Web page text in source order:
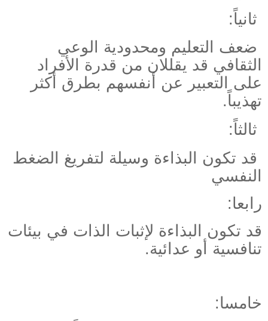
ثانياً:
ضعف التعليم ومحدودية الوعي
الثقافي قد يقللان من قدرة الأفراد
على التعبير عن أنفسهم بطرق أكثر
تهذيباً.
ثالثاً:
قد تكون البذاءة وسيلة لتفريغ الضغط
النفسي
رابعا:
قد تكون البذاءة لإثبات الذات في بيئات
تنافسية أو عدائية.
خامسا: